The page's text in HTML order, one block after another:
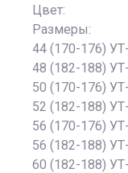
Цвет:
Размеры:
44 (170-176)
48 (182-188)
50 (170-176)
52 (182-188)
56 (170-176)
56 (182-188)
60 (182-188)